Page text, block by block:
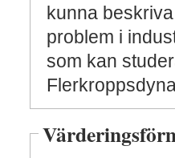
kunna
problem i
som kan